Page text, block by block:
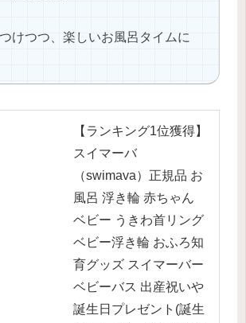
けつつ、楽しいお風呂タイムに
【ランキング1位獲得】
スイマーバ
（swimava）正規品 お
風呂 浮き輪 赤ちゃん
ベビー うきわ首リング
ベビー浮き輪 おふろ知
育グッズ スイマーバー
ベビーバス 出産祝いや
誕生日プレゼント(誕生